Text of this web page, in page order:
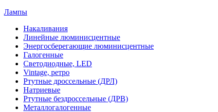
Лампы
Накаливания
Линейные люминисцентные
Энергосберегающие люминисцентные
Галогенные
Светодиодные, LED
Vintage, ретро
Ртутные дроссельные (ДРЛ)
Натриевые
Ртутные бездроссельные (ДРВ)
Металлогалогенные